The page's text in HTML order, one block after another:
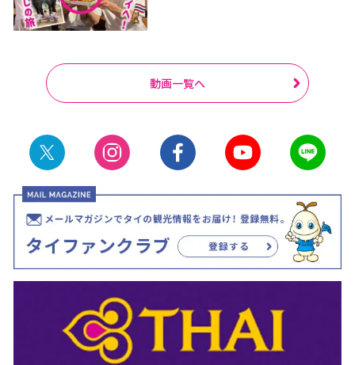
動画一覧へ